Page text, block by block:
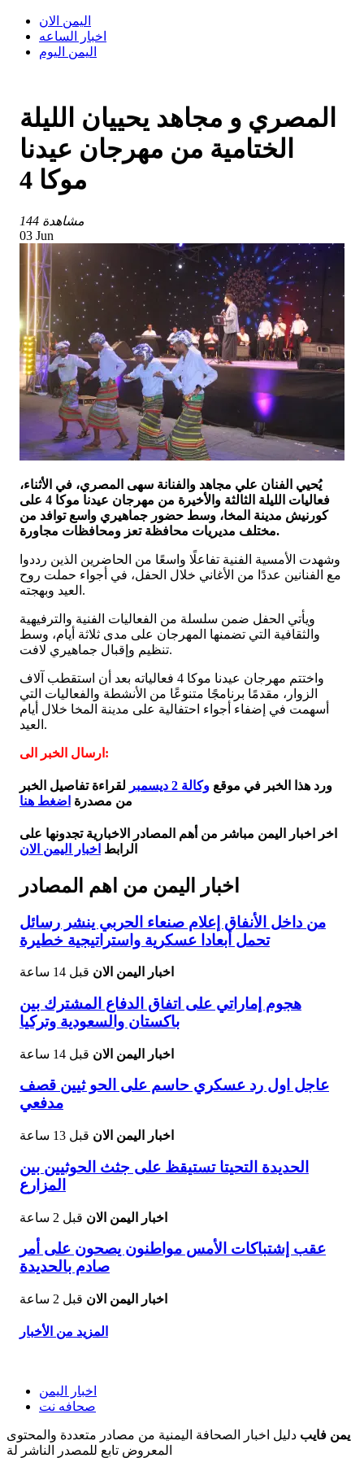
اليمن الان
اخبار الساعه
اليمن اليوم
المصري و مجاهد يحييان الليلة
الختامية من مهرجان عيدنا
موكا 4
144 مشاهدة
03 Jun
يُحيي الفنان علي مجاهد والفنانة سهى المصري، في الأثناء،
فعاليات الليلة الثالثة والأخيرة من مهرجان عيدنا موكا 4 على
كورنيش مدينة المخا، وسط حضور جماهيري واسع توافد من
مختلف مديريات محافظة تعز ومحافظات مجاورة.
وشهدت الأمسية الفنية تفاعلًا واسعًا من الحاضرين الذين رددوا
مع الفنانين عددًا من الأغاني خلال الحفل، في أجواء حملت روح
العيد وبهجته.
ويأتي الحفل ضمن سلسلة من الفعاليات الفنية والترفيهية
والثقافية التي تضمنها المهرجان على مدى ثلاثة أيام، وسط
تنظيم وإقبال جماهيري لافت.
واختتم مهرجان عيدنا موكا 4 فعالياته بعد أن استقطب آلاف
الزوار، مقدمًا برنامجًا متنوعًا من الأنشطة والفعاليات التي
أسهمت في إضفاء أجواء احتفالية على مدينة المخا خلال أيام
العيد.
ارسال الخبر الى:
ورد هذا الخبر في موقع وكالة 2 ديسمبر
لقراءة تفاصيل الخبر
من مصدرة اضغط هنا
اخر اخبار اليمن مباشر من أهم المصادر الاخبارية تجدونها على
الرابط اخبار اليمن الان
اخبار اليمن من اهم المصادر
من داخل الأنفاق إعلام صنعاء الحربي ينشر رسائل
تحمل أبعادا عسكرية واستراتيجية خطيرة
اخبار اليمن الان قبل 14 ساعة
هجوم إماراتي على اتفاق الدفاع المشترك بين
باكستان والسعودية وتركيا
اخبار اليمن الان قبل 14 ساعة
عاجل اول رد عسكري حاسم على الحو ثيين قصف
مدفعي
اخبار اليمن الان قبل 13 ساعة
الحديدة التحيتا تستيقظ على جثث الحوثيين بين
المزارع
اخبار اليمن الان قبل 2 ساعة
عقب إشتباكات الأمس مواطنون يصحون على أمر
صادم بالحديدة
اخبار اليمن الان قبل 2 ساعة
المزيد من الأخبار
اخبار اليمن
صحافه نت
يمن فايب دليل اخبار الصحافة اليمنية من مصادر متعددة والمحتوى
المعروض تابع للمصدر الناشر لة